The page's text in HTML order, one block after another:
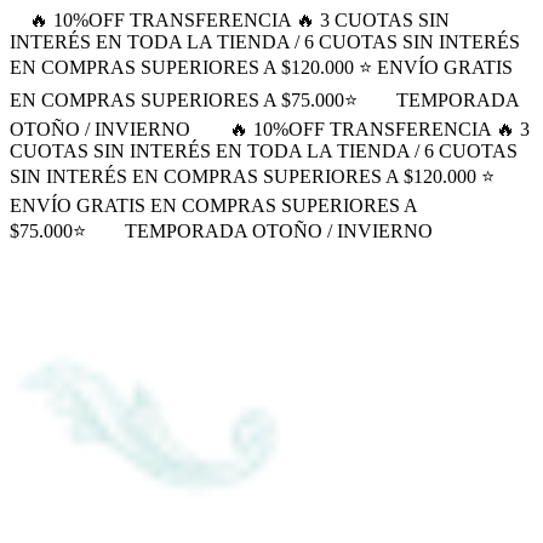
🔥 10%OFF TRANSFERENCIA 🔥 3 CUOTAS SIN
INTERÉS EN TODA LA TIENDA / 6 CUOTAS SIN INTERÉS
EN COMPRAS SUPERIORES A $120.000 ⭐ ENVÍO GRATIS
EN COMPRAS SUPERIORES A $75.000⭐
TEMPORADA
OTOÑO / INVIERNO
🔥 10%OFF TRANSFERENCIA 🔥 3
CUOTAS SIN INTERÉS EN TODA LA TIENDA / 6 CUOTAS
SIN INTERÉS EN COMPRAS SUPERIORES A $120.000 ⭐
ENVÍO GRATIS EN COMPRAS SUPERIORES A
$75.000⭐
TEMPORADA OTOÑO / INVIERNO